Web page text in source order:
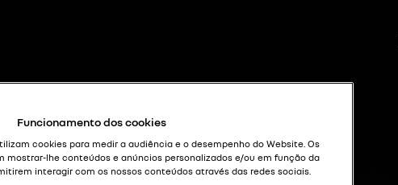
TX
Funcionamento dos cookies
cookies para medir a audiência e o desempenho do Website. Os
mostrar-lhe conteúdos e anúncios personalizados e/ou em função da
interagir com os nossos conteúdos através das redes sociais.